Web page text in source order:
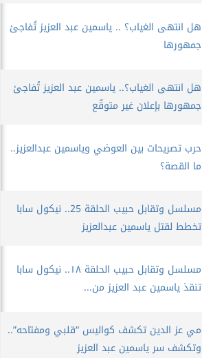
هل انتهى الغياب؟ .. ياسمين عبد العزيز تُفاجئ
جمهورها
هل انتهى الغياب؟.. ياسمين عبد العزيز تُفاجئ
جمهورها بإعلان غير متوقّع
حرب تصريحات بين العوضي وياسمين عبدالعزيز..
ما القصة؟
مسلسل وتقابل حبيب الحلقة 25.. نيكول سابا
تخطط لقتل ياسمين عبدالعزيز
مسلسل وتقابل حبيب الحلقة ١٨.. نيكول سابا
تنقذ ياسمين عبد العزيز من...
مي عز الدين تكشف كواليس “قلبي ومفتاحه”..
وتكشف سر ياسمين عبد العزيز